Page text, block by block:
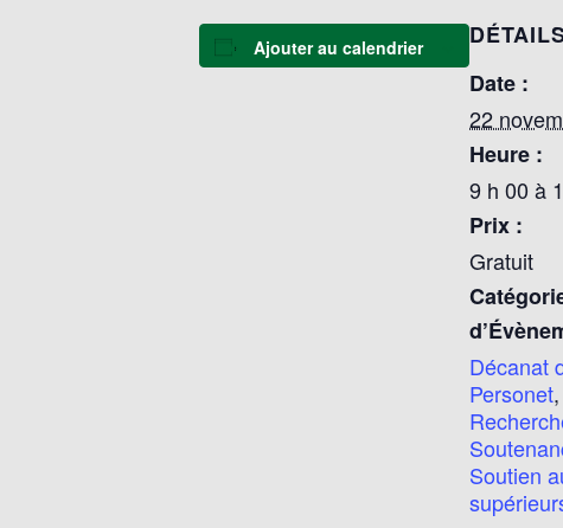
Ajouter au calendrier
Date :
22
Heure :
9 h 00 à
Prix :
Gratuit
Décanat
Personet,
Soutien